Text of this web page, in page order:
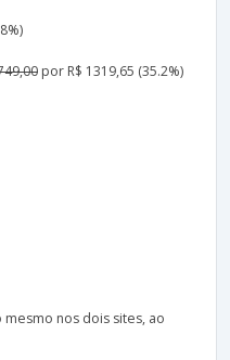
por R$ 1319,65 (35.2%)
mesmo nos dois sites, ao